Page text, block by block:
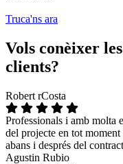
Truca'ns ara
Vols conèixer
clients?
Robert rCosta
Professionals i amb molta
del projecte en tot moment
abans i després del
Agustin Rubio